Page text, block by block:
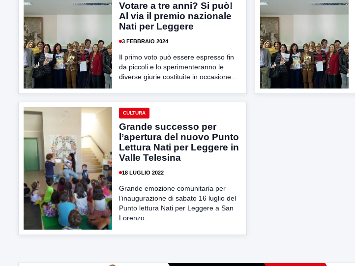
Votare a tre anni? Si può!
Al via il premio nazionale
Nati per Leggere
3 FEBBRAIO 2024
Il primo voto può essere espresso fin
da piccoli e lo sperimenteranno le
diverse giurie costituite in occasione...
CULTURA
Grande successo per
l’apertura del nuovo Punto
Lettura Nati per Leggere in
Valle Telesina
18 LUGLIO 2022
Grande emozione comunitaria per
l’inaugurazione di sabato 16 luglio del
Punto lettura Nati per Leggere a San
Lorenzo...